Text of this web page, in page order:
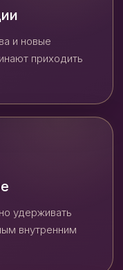
и новые
приходить
удерживать
внутренним